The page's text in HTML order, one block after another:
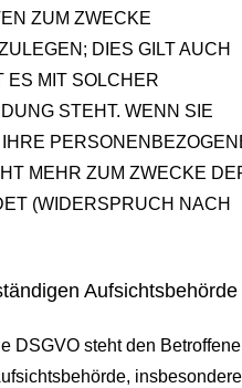
ZUM ZWECKE
DIES GILT AUCH
ES MIT SOLCHER
STEHT. WENN SIE
MEHR ZUM ZWECKE
(WIDERSPRUCH NACH
Aufsichts­behörde
DSGVO steht den